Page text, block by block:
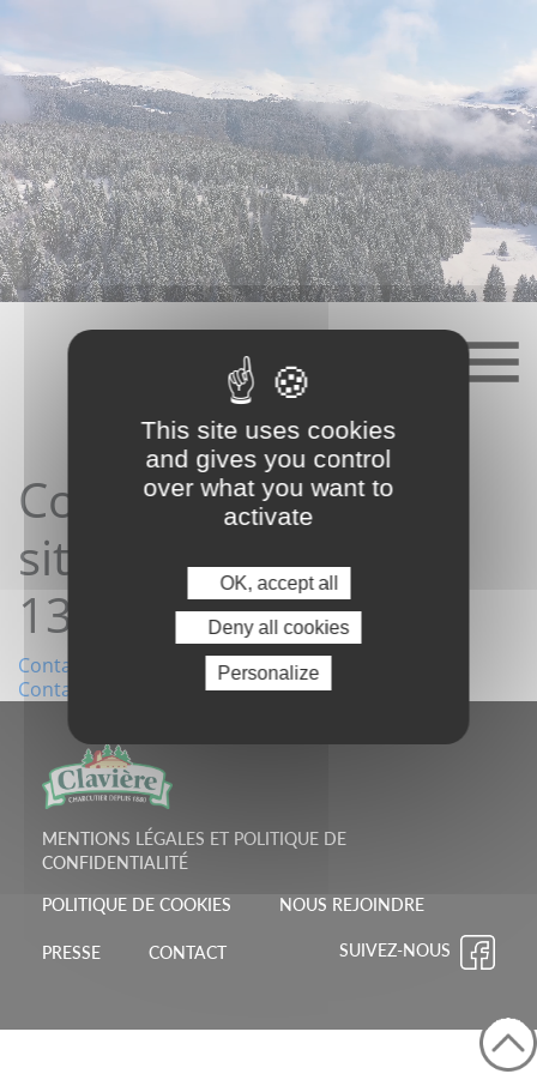
content
Contact depuis le
site07/03/2023
13:34:27
Navigation
l’article
Contact depuis le site15/02/2023 19:52:00
Contact depuis le site09/03/2023 07:58:06
MENTIONS LÉGALES ET POLITIQUE DE
CONFIDENTIALITÉ
POLITIQUE DE COOKIES NOUS REJOINDRE
PRESSE CONTACT SUIVEZ-NOUS
This site uses cookies
and gives you control
over what you want to
activate
OK, accept all
Deny all cookies
Personalize